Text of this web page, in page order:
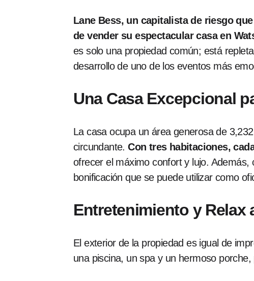
Lane Bess, un capitalista de riesgo
de vender su espectacular casa en
es solo una propiedad común; está
desarrollo de uno de los eventos más
Una Casa Excepcional
La casa ocupa un área generosa de
circundante.Con tres habitaciones,
ofrecer el máximo confort y lujo.
bonificación que se puede utilizar como
Entretenimiento y Relax
El exterior de la propiedad es igual de
una piscina, un spa y un hermoso